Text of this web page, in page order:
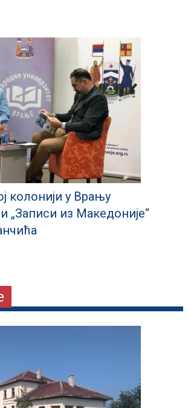
колонији у Врању
„Записи из Македоније“